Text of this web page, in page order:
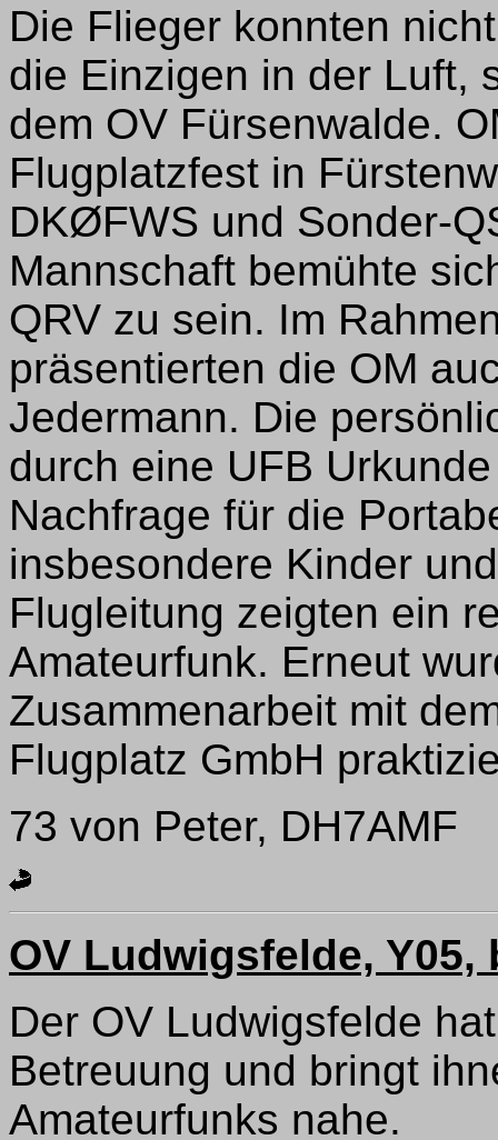
Die Flieger konnten
die Einzigen in der Luft,
dem OV Fürsenwalde.
Flugplatzfest in
DKØFWS und Sonder-
Mannschaft bemühte
QRV zu sein. Im
präsentierten die OM
Jedermann. Die
durch eine UFB
Nachfrage für die
insbesondere Kinder
Flugleitung zeigten ein
Amateurfunk. Erneut
Zusammenarbeit mit
Flugplatz GmbH
73 von Peter, DH7AMF
OV Ludwigsfelde,
Der OV Ludwigsfelde
Betreuung und bringt
Amateurfunks nahe.